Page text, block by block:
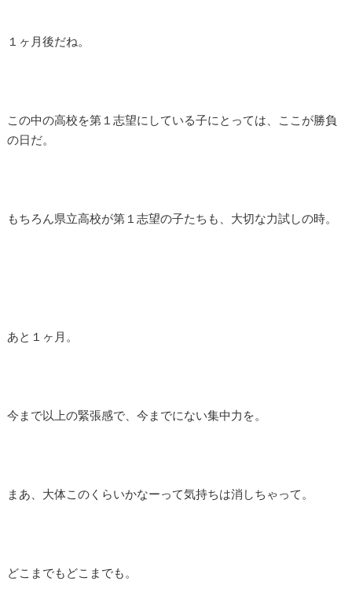
１ヶ月後だね。
この中の高校を第１志望にしている子にとっては、ここが勝負
の日だ。
もちろん県立高校が第１志望の子たちも、大切な力試しの時。
あと１ヶ月。
今まで以上の緊張感で、今までにない集中力を。
まあ、大体このくらいかなーって気持ちは消しちゃって。
どこまでもどこまでも。